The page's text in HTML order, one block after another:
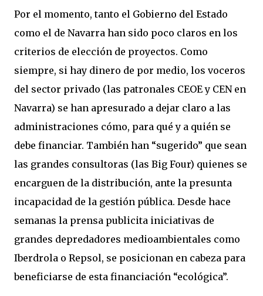
Por el momento, tanto el Gobierno del Estado
como el de Navarra han sido poco claros en los
criterios de elección de proyectos. Como
siempre, si hay dinero de por medio, los voceros
del sector privado (las patronales CEOE y CEN en
Navarra) se han apresurado a dejar claro a las
administraciones cómo, para qué y a quién se
debe financiar. También han “sugerido” que sean
las grandes consultoras (las Big Four) quienes se
encarguen de la distribución, ante la presunta
incapacidad de la gestión pública. Desde hace
semanas la prensa publicita iniciativas de
grandes depredadores medioambientales como
Iberdrola o Repsol, se posicionan en cabeza para
beneficiarse de esta financiación “ecológica”.